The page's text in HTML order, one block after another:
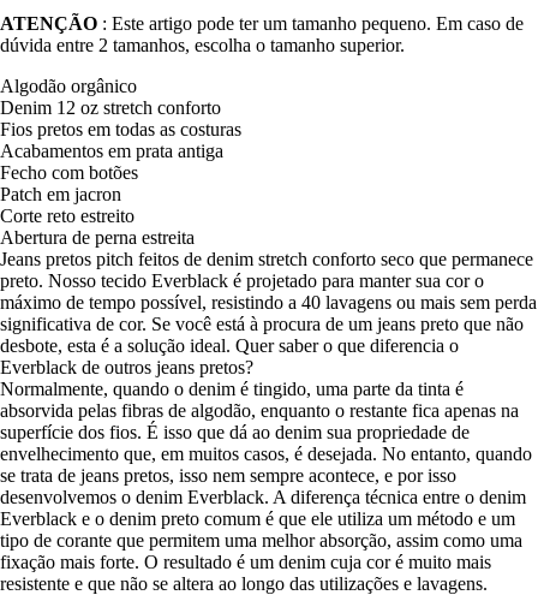
ATENÇÃO : Este artigo pode ter um tamanho pequeno. Em caso de
dúvida entre 2 tamanhos, escolha o tamanho superior.
Algodão orgânico
Denim 12 oz stretch conforto
Fios pretos em todas as costuras
Acabamentos em prata antiga
Fecho com botões
Patch em jacron
Corte reto estreito
Abertura de perna estreita
Jeans pretos pitch feitos de denim stretch conforto seco que permanece
preto. Nosso tecido Everblack é projetado para manter sua cor o
máximo de tempo possível, resistindo a 40 lavagens ou mais sem perda
significativa de cor. Se você está à procura de um jeans preto que não
desbote, esta é a solução ideal. Quer saber o que diferencia o
Everblack de outros jeans pretos?
Normalmente, quando o denim é tingido, uma parte da tinta é
absorvida pelas fibras de algodão, enquanto o restante fica apenas na
superfície dos fios. É isso que dá ao denim sua propriedade de
envelhecimento que, em muitos casos, é desejada. No entanto, quando
se trata de jeans pretos, isso nem sempre acontece, e por isso
desenvolvemos o denim Everblack. A diferença técnica entre o denim
Everblack e o denim preto comum é que ele utiliza um método e um
tipo de corante que permitem uma melhor absorção, assim como uma
fixação mais forte. O resultado é um denim cuja cor é muito mais
resistente e que não se altera ao longo das utilizações e lavagens.